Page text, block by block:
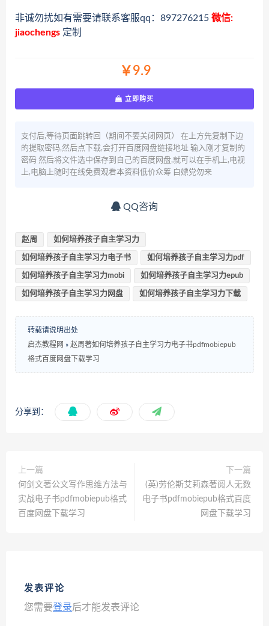
非诚勿扰如有需要请联系客服qq：897276215 微信:
jiaochengs 定制
￥9.9
立即购买
支付后,等待页面跳转回（期间不要关闭网页） 在上方先复制下边
的提取密码,然后点下载,会打开百度网盘链接地址 输入刚才复制的
密码 然后将文件选中保存到自己的百度网盘,就可以在手机上,电视
上,电脑上随时在线免费观看本资料低价众筹 白嫖党勿来
QQ咨询
赵周 如何培养孩子自主学习力
如何培养孩子自主学习力电子书 如何培养孩子自主学习力pdf
如何培养孩子自主学习力mobi 如何培养孩子自主学习力epub
如何培养孩子自主学习力网盘 如何培养孩子自主学习力下载
转载请说明出处
启杰教程网 » 赵周著如何培养孩子自主学习力电子书pdfmobiepub
格式百度网盘下载学习
分享到：
上一篇
何剑文著公文写作思维方法与
实战电子书pdfmobiepub格式
百度网盘下载学习
下一篇
(英)劳伦斯艾莉森著阅人无数
电子书pdfmobiepub格式百度
网盘下载学习
发表评论
您需要登录后才能发表评论